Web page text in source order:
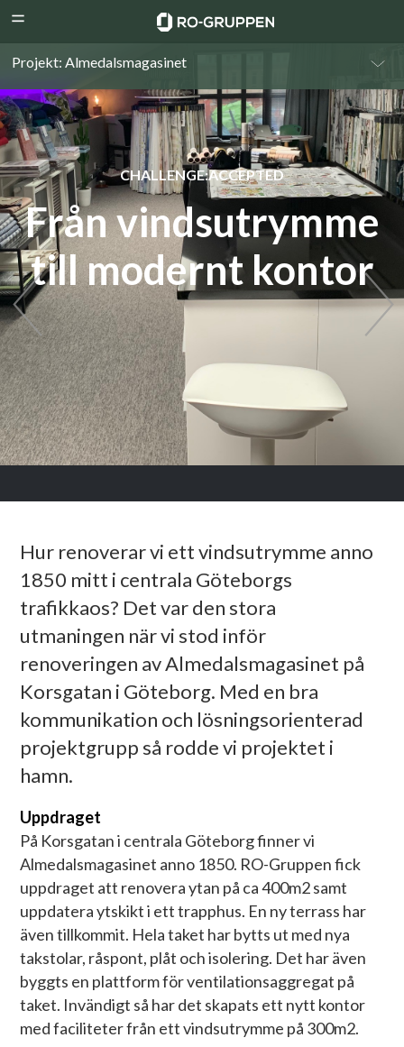
Menu
Gruppen
Projekt: Almedalsmagasinet
CHALLENGE:ACCEPTED
Från vindsutrymme
till modernt kontor
Hur renoverar vi ett vindsutrymme anno
1850 mitt i centrala Göteborgs
trafikkaos? Det var den stora
utmaningen när vi stod inför
renoveringen av Almedalsmagasinet på
Korsgatan i Göteborg. Med en bra
kommunikation och lösningsorienterad
projektgrupp så rodde vi projektet i
hamn.
Uppdraget
På Korsgatan i centrala Göteborg finner vi
Almedalsmagasinet anno 1850. RO-Gruppen fick
uppdraget att renovera ytan på ca 400m2 samt
uppdatera ytskikt i ett trapphus. En ny terrass har
även tillkommit. Hela taket har bytts ut med nya
takstolar, råspont, plåt och isolering. Det har även
byggts en plattform för ventilationsaggregat på
taket. Invändigt så har det skapats ett nytt kontor
med faciliteter från ett vindsutrymme på 300m2.